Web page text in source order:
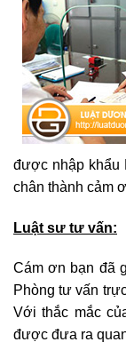
được nhập khẩu
chân thành cảm
Luật sư tư vấn:
Cám ơn bạn đã
Phòng tư vấn
Với thắc mắc
được đưa ra